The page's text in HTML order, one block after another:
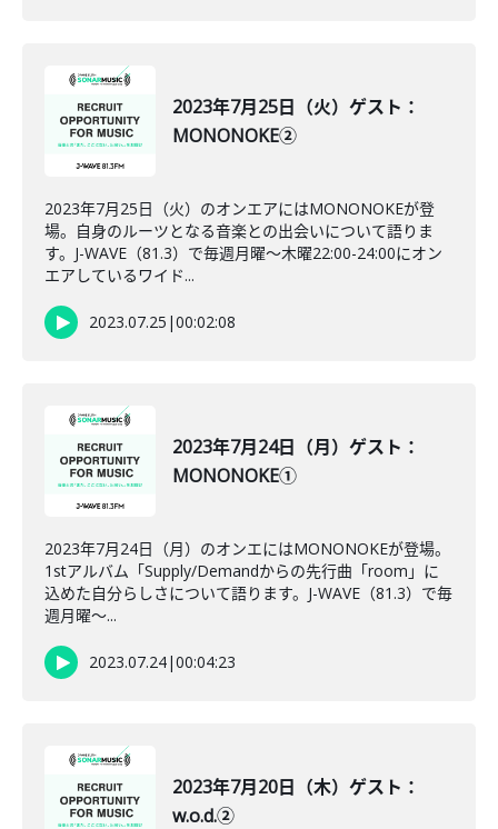
2023年7月25日（火）ゲスト：
MONONOKE②
2023年7月25日（火）のオンエアにはMONONOKEが登
場。自身のルーツとなる音楽との出会いについて語りま
す。J-WAVE（81.3）で毎週月曜～木曜22:00-24:00にオン
エアしているワイド...
2023.07.25 |00:02:08
2023年7月24日（月）ゲスト：
MONONOKE①
2023年7月24日（月）のオンエにはMONONOKEが登場。
1stアルバム「Supply/Demandからの先行曲「room」に
込めた自分らしさについて語ります。J-WAVE（81.3）で毎
週月曜～...
2023.07.24|00:04:23
2023年7月20日（木）ゲスト：
w.o.d.②